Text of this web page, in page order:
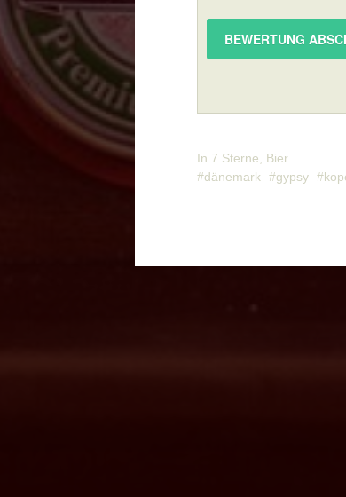
In 7 Sterne
Bier
dänemark
gypsy